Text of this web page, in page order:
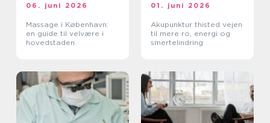
06. juni 2026
Massage i København:
en guide til velvære i
hovedstaden
01. juni 2026
Akupunktur thisted vejen
til mere ro, energi og
smertelindring